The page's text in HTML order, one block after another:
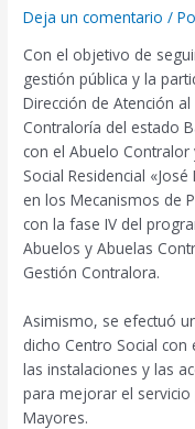
Deja un comentario /
Con el objetivo de
gestión pública y la
Dirección de Atención
Contraloría del estado
con el Abuelo
Social Residencial
en los Mecanismos de
con la fase IV del
Abuelos y Abuelas
Gestión Contralora.
Asimismo, se efectuó
dicho Centro Social
las instalaciones y las
para mejorar el
Mayores.